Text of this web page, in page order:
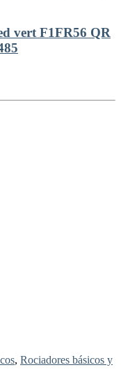
vert F1FR56 QR
, Rociadores básicos y